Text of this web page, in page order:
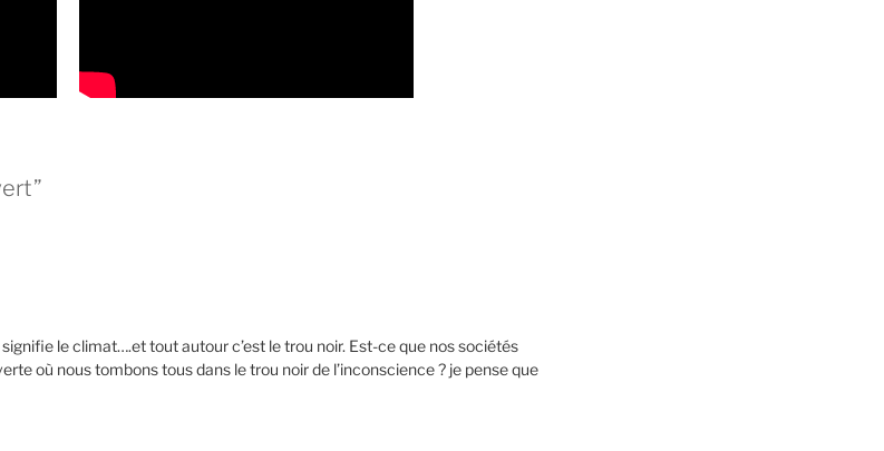
le climat….et tout autour c’est le trou noir. Est-ce que nos sociétés
où nous tombons tous dans le trou noir de l’inconscience ? je pense que